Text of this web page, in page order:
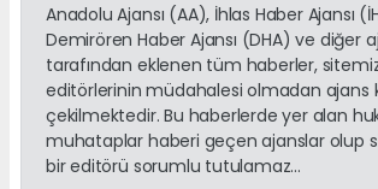
Anadolu Ajansı (AA), İhlas Haber Ajansı
Demirören Haber Ajansı (DHA) ve diğer
tarafından eklenen tüm haberler,
editörlerinin müdahalesi olmadan ajans
çekilmektedir. Bu haberlerde yer alan
muhataplar haberi geçen ajanslar olup
bir editörü sorumlu tutulamaz...